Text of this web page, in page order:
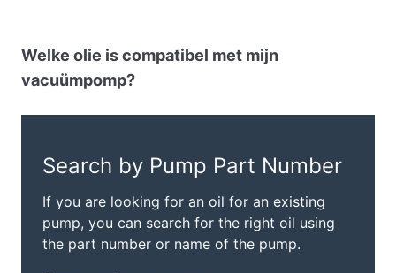
Welke olie is compatibel met mijn
vacuümpomp?